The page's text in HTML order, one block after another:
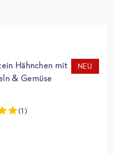
Hähnchen mit
& Gemüse
NEU
(1)